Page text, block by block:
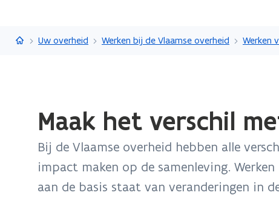
Vlaanderen.be
Uw overheid Werken bij de Vlaamse overheid Werken
laden.
bevindt
Maak het verschil
Bij de Vlaamse overheid hebben alle
impact maken op de samenleving.
aan de basis staat van veranderingen in